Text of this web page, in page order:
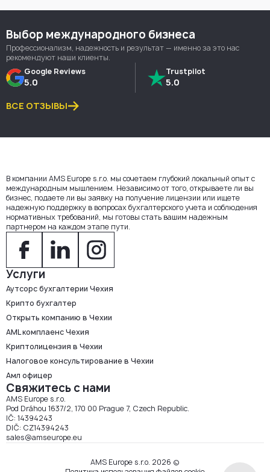
Выбор международного бизнеса
Профессионализм, надежность и результат — именно за это нас
рекомендуют наши клиенты.
Google Reviews
5.0
Trustpilot
5.0
ВСЕ ОТЗЫВЫ
В компании AMS Europe s.r.o. мы сочетаем глубокий локальный опыт с
международным мышлением. Независимо от того, открываете ли вы
бизнес, подаете ли вы заявку на получение лицензии или ищете
надежную поддержку в вопросах бухгалтерского учета и соблюдения
нормативных требований, мы готовы стать вашим надежным
партнером на каждом этапе пути.
Услуги
Аутсорс бухгалтерии Чехия
Крипто бухгалтер
Открыть компанию в Чехии
AML комплаенс Чехия
Криптолицензия в Чехии
Налоговое консультирование в Чехии
Амл офицер
Свяжитесь с нами
AMS Europe s.r.o.
Pod Dráhou 1637/2, 170 00 Prague 7, Czech Republic.
IČ: 14394243
DIČ: CZ14394243
sales@amseurope.eu
AMS Europe s.r.o. 2026 ©